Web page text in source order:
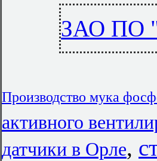
ЗАО ПО
Производство мука
активного
датчики в Орле,